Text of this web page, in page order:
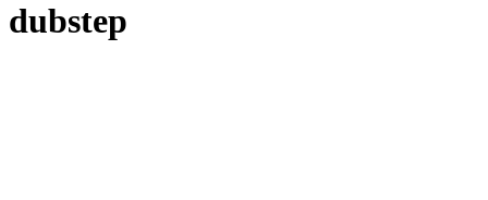
dubstep